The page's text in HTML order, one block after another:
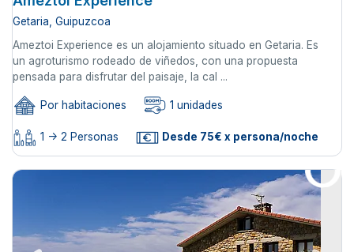
Getaria, Guipuzcoa
Ameztoi Experience es un alojamiento situado en Getaria. Es
un agroturismo rodeado de viñedos, con una propuesta
pensada para disfrutar del paisaje, la cal ...
Por habitaciones 1 unidades
1 -> 2 Personas Desde 75€ x persona/noche